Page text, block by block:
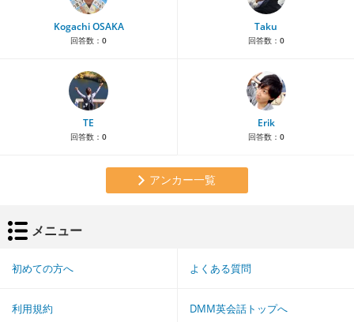
Kogachi OSAKA
回答数： 0
Taku
回答数： 0
TE
回答数： 0
Erik
回答数： 0
アンカー一覧
メニュー
初めての方へ よくある質問
利用規約 DMM英会話トップへ